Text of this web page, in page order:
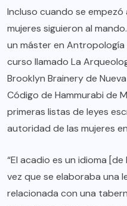
Incluso cuando se empezó
mujeres siguieron al
un máster en
curso llamado La
Brooklyn Braineryde
Código de Hammurabi de
primeras listas de leyes
autoridad de las mujeres
“El acadio es un idioma
vez que se elaboraba una
relacionada con una